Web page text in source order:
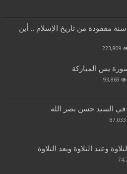
اكثر من 183 سنة مفقودة من تاريخ الإسلام .. أين
223,809
يس المباركة
93,869
في السيد حسن نصر الله
87,033
وعند التلاوة وبعد التلاوة